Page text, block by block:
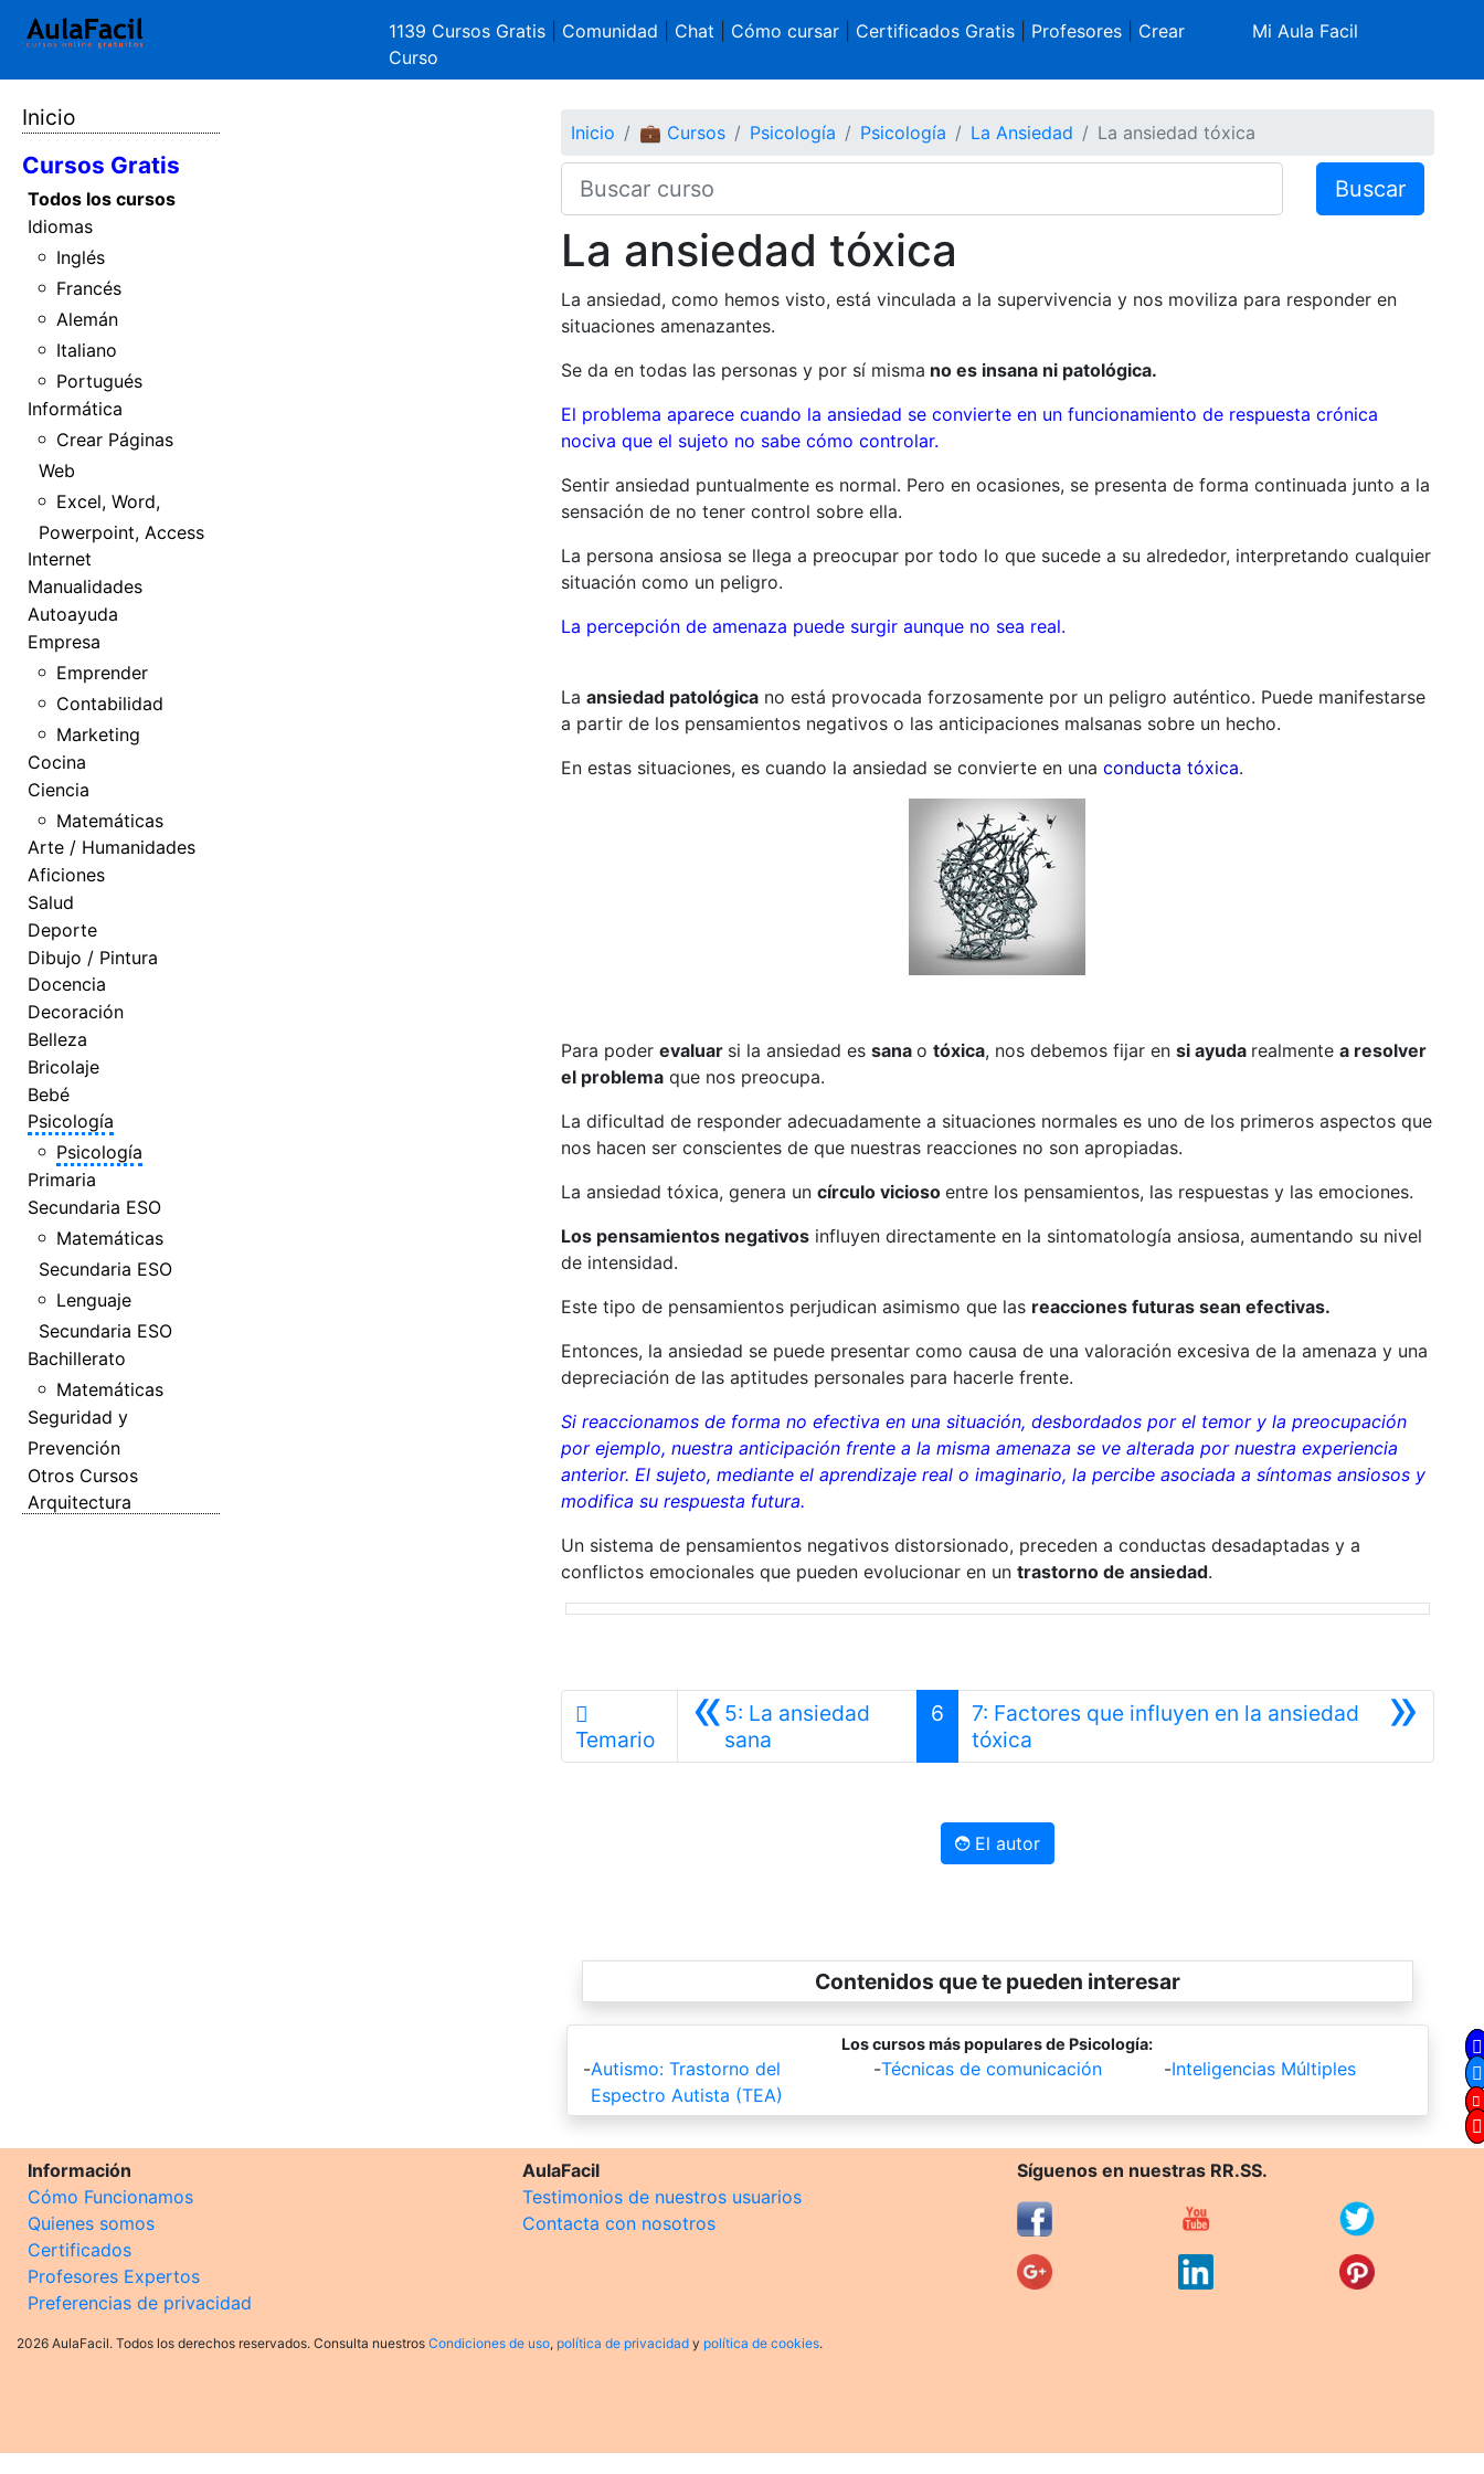
1139 Cursos Gratis Comunidad Chat Cómo cursar| Certificados Gratis| Profesores| Crear
Curso
Mi Aula Facil
Inicio
Cursos Gratis
Todos los cursos
Idiomas
Inglés
Francés
Alemán
Italiano
Portugués
Informática
Crear Páginas
Web
Excel, Word,
Powerpoint, Access
Internet
Manualidades
Autoayuda
Empresa
Emprender
Contabilidad
Marketing
Cocina
Ciencia
Matemáticas
Arte / Humanidades
Aficiones
Salud
Deporte
Dibujo / Pintura
Docencia
Decoración
Belleza
Bricolaje
Bebé
Psicología
Psicología
Primaria
Secundaria ESO
Matemáticas
Secundaria ESO
Lenguaje
Secundaria ESO
Bachillerato
Matemáticas
Seguridad y
Prevención
Otros Cursos
Arquitectura
Inicio 💼 Cursos Psicología Psicología La Ansiedad La ansiedad tóxica
Buscar
La ansiedad tóxica
La ansiedad, como hemos visto, está vinculada a la supervivencia y nos moviliza para responder en
situaciones amenazantes.
Se da en todas las personas y por sí misma no es insana ni patológica.
El problema aparece cuando la ansiedad se convierte en un funcionamiento de respuesta crónica
nociva que el sujeto no sabe cómo controlar.
Sentir ansiedad puntualmente es normal. Pero en ocasiones, se presenta de forma continuada junto a la
sensación de no tener control sobre ella.
La persona ansiosa se llega a preocupar por todo lo que sucede a su alrededor, interpretando cualquier
situación como un peligro.
La percepción de amenaza puede surgir aunque no sea real.
La ansiedad patológicano está provocada forzosamente por un peligro auténtico. Puede manifestarse
a partir de los pensamientos negativos o las anticipaciones malsanas sobre un hecho.
En estas situaciones, es cuando la ansiedad se convierte en una conducta tóxica.
Para poder evaluar si la ansiedad es sana o tóxica, nos debemos fijar en si ayuda realmente a resolver
el problemaque nos preocupa.
La dificultad de responder adecuadamente a situaciones normales es uno de los primeros aspectos que
nos hacen ser conscientes de que nuestras reacciones no son apropiadas.
La ansiedad tóxica, genera un círculo vicioso entre los pensamientos, las respuestas y las emociones.
Los pensamientos negativosinfluyen directamente en la sintomatología ansiosa, aumentando su nivel
de intensidad.
Este tipo de pensamientos perjudican asimismo que las reacciones futuras sean efectivas.
Entonces, la ansiedad se puede presentar como causa de una valoración excesiva de la amenaza y una
depreciación de las aptitudes personales para hacerle frente.
Si reaccionamos de forma no efectiva en una situación, desbordados por el temor y la preocupación
por ejemplo, nuestra anticipación frente a la misma amenaza se ve alterada por nuestra experiencia
anterior. El sujeto, mediante el aprendizaje real o imaginario, la percibe asociada a síntomas ansiosos y
modifica su respuesta futura.
Un sistema de pensamientos negativos distorsionado, preceden a conductas desadaptadas y a
conflictos emocionales que pueden evolucionar en un trastorno de ansiedad.
Temario «5: La ansiedad
sana
6 »
7: Factores que influyen en la ansiedad
tóxica
El autor
Contenidos que te pueden interesar
Los cursos más populares de Psicología:
-Autismo: Trastorno del
Espectro Autista (TEA)
-Técnicas de comunicación -Inteligencias Múltiples
Información
Cómo Funcionamos
Quienes somos
Certificados
Profesores Expertos
Preferencias de privacidad
AulaFacil
Testimonios de nuestros usuarios
Contacta con nosotros
Síguenos en nuestras RR.SS.
2026 AulaFacil. Todos los derechos reservados. Consulta nuestros Condiciones de uso, política de privacidad y política de cookies.